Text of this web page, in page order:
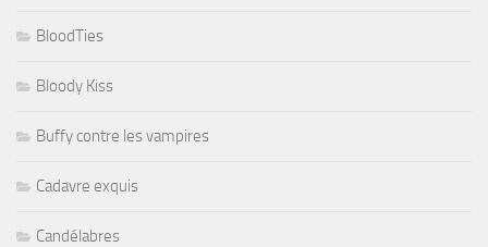
BloodTies
Bloody Kiss
Buffy contre les vampires
Cadavre exquis
Candélabres